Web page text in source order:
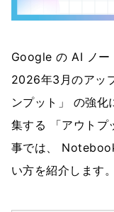
Google の AI ノー
2026年3月のアッ
ンプット」 の強化
集する 「アウトプ
事では、
い方を紹介します。